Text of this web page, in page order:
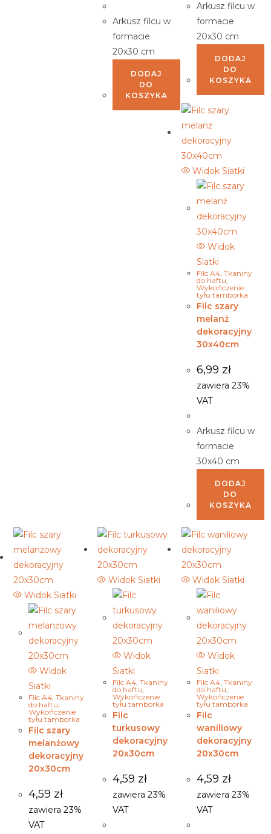
Arkusz filcu w
formacie
20x30 cm
DODAJ
DO
KOSZYKA
Arkusz filcu w
formacie
20x30 cm
DODAJ
DO
KOSZYKA
Widok Siatki
Widok
Siatki
Filc A4, Tkaniny
do haftu
Wykończenie
tyłu tamborka
Filc szary
melanż
dekoracyjny
30x40cm
6,99 zł
zawiera 23%
VAT
Arkusz filcu w
formacie
30x40 cm
DODAJ
DO
KOSZYKA
Widok Siatki
Widok
Siatki
Filc A4,Tkaniny
do haftu,
Wykończenie
tyłu tamborka
Filc szary
melanżowy
dekoracyjny
20x30cm
4,59 zł
zawiera 23%
VAT
Widok Siatki
Widok
Siatki
Filc A4, Tkaniny
do haftu,
Wykończenie
tyłu tamborka
Filc
turkusowy
dekoracyjny
20x30cm
4,59 zł
zawiera 23%
VAT
Widok Siatki
Widok
Siatki
Filc A4, Tkaniny
do haftu,
Wykończenie
tyłu tamborka
Filc
waniliowy
dekoracyjny
20x30cm
4,59 zł
zawiera 23%
VAT